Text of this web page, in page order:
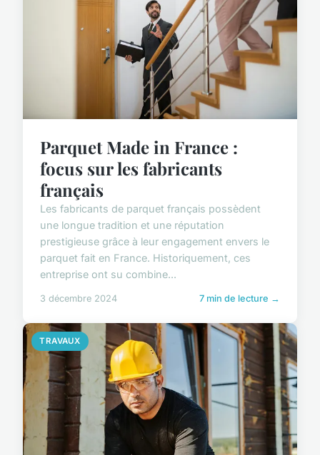
Parquet Made in France :
focus sur les fabricants
français
Les fabricants de parquet français possèdent
une longue tradition et une réputation
prestigieuse grâce à leur engagement envers le
parquet fait en France. Historiquement, ces
entreprise ont su combine...
3 décembre 2024 7 min de lecture →
TRAVAUX